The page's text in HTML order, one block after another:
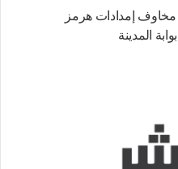
مخاوف إمدادات هرمز
المدينة